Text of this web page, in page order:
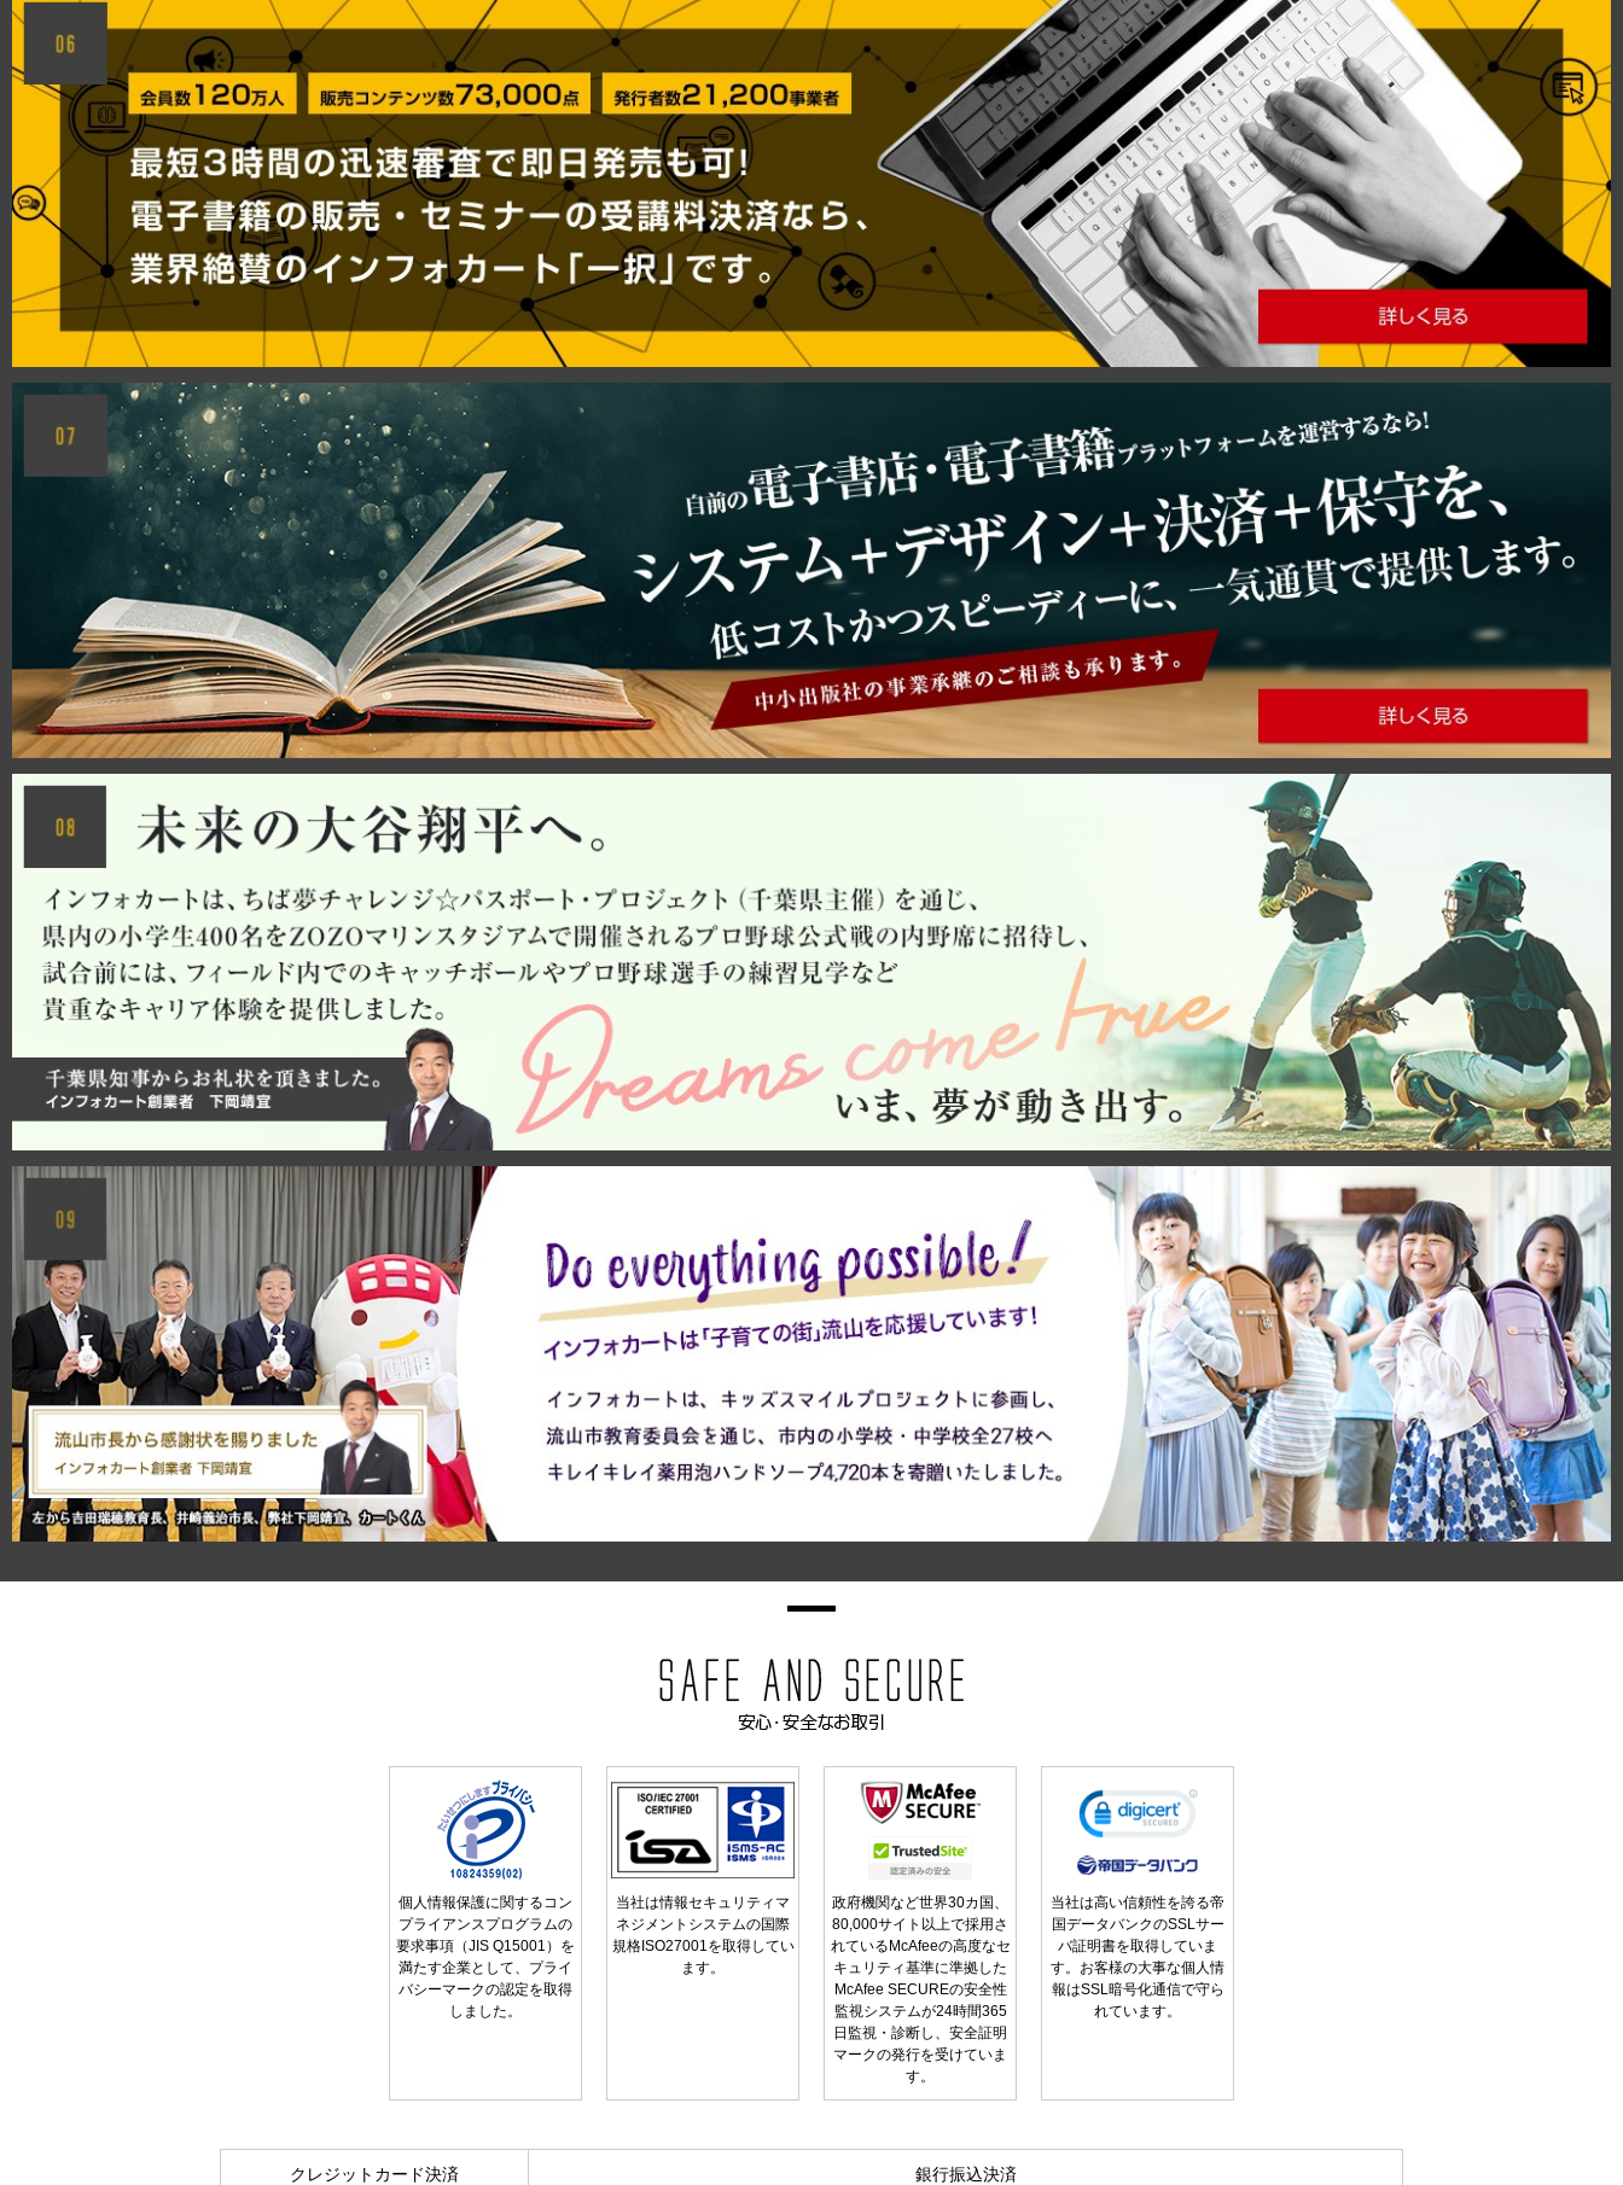
個人情報保護に関するコン
プライアンスプログラムの
要求事項（JIS Q15001）を
満たす企業として、プライ
バシーマークの認定を取得
しました。
当社は情報セキュリティマ
ネジメントシステムの国際
規格ISO27001を取得してい
ます。
政府機関など世界30カ国、
80,000サイト以上で採用さ
れているMcAfeeの高度なセ
キュリティ基準に準拠した
McAfee SECUREの安全性
監視システムが24時間365
日監視・診断し、安全証明
マークの発行を受けていま
す。
当社は高い信頼性を誇る帝
国データバンクのSSLサー
バ証明書を取得していま
す。お客様の大事な個人情
報はSSL暗号化通信で守ら
れています。
クレジットカード決済 銀行振込決済